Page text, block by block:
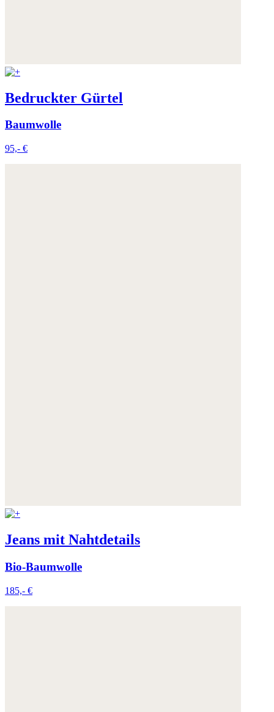
Bedruckter Gürtel
Baumwolle
95,- €
Jeans mit Nahtdetails
Bio-Baumwolle
185,- €